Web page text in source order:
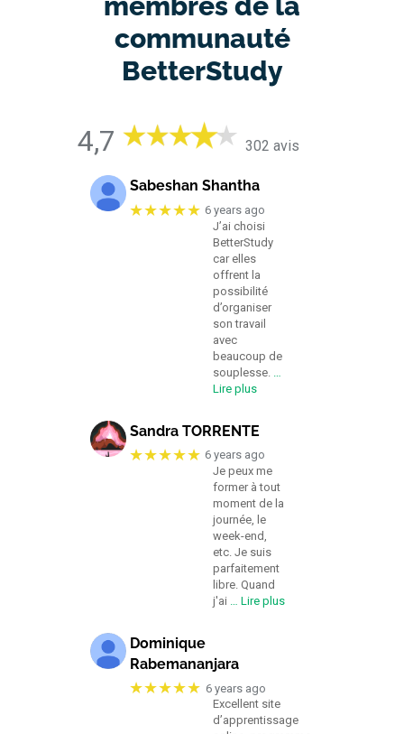
communauté
BetterStudy
4,7 302 avis
Sabeshan Shantha
★★★★★ 6 years ago
J’ai choisi
BetterStudy
car elles
offrent la
possibilité
d’organiser
son travail
avec
beaucoup de
souplesse.
Lire plus
Sandra TORRENTE
★★★★★ 6 years ago
Je peux me
former à tout
moment de la
journée, le
week-end,
etc. Je suis
parfaitement
libre. Quand
j'ai
… Lire plus
Dominique
Rabemananjara
★★★★★ 6 years ago
Excellent site
d’apprentissage